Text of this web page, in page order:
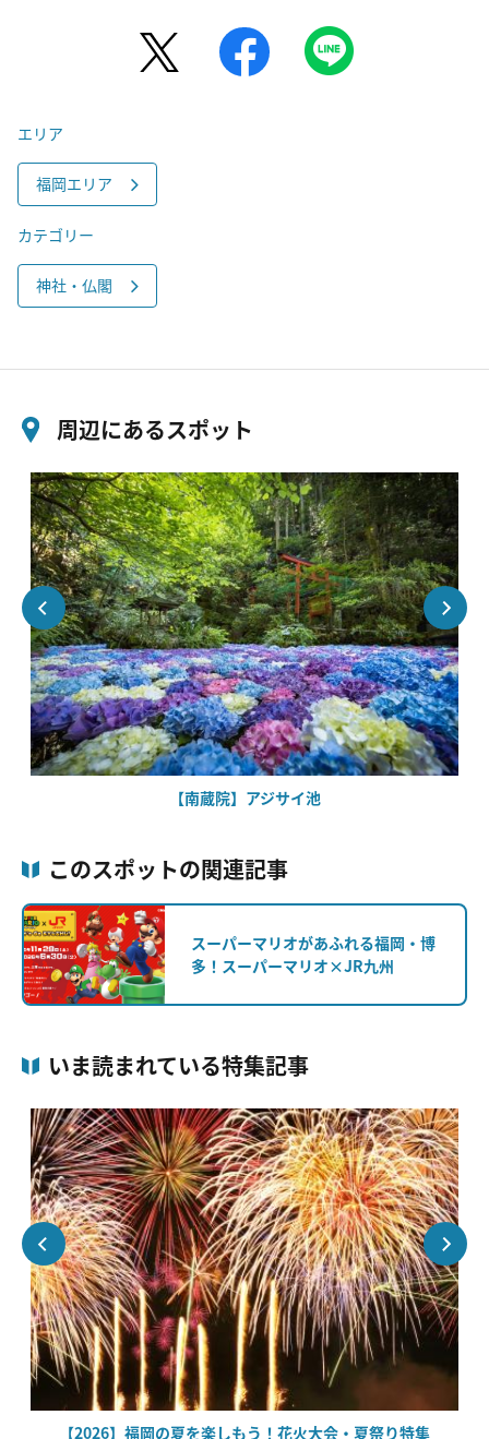
エリア
福岡エリア
カテゴリー
神社・仏閣
周辺にあるスポット
【南蔵院】アジサイ池
このスポットの関連記事
スーパーマリオがあふれる福岡・博
多！スーパーマリオ×JR九州
いま読まれている特集記事
【2026】福岡の夏を楽しもう！花火大会・夏祭り特集